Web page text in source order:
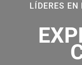
LÍDERES EN